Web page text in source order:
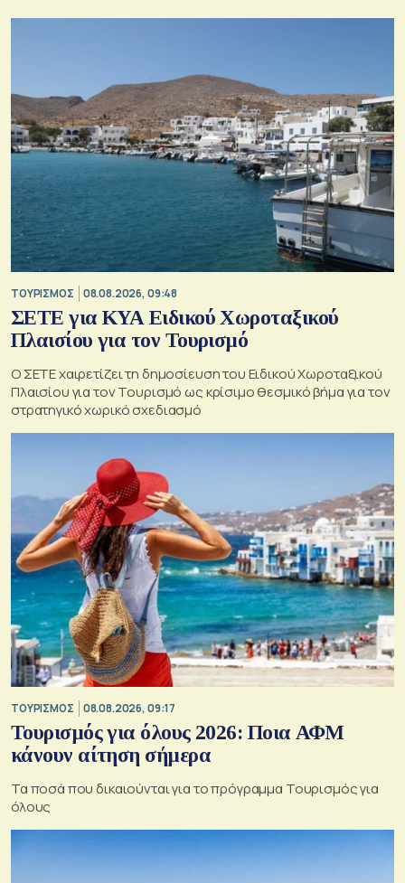
ΤΟΥΡΙΣΜΟΣ 08.08.2026, 09:48
ΣΕΤΕ για ΚΥΑ Ειδικού Χωροταξικού
Πλαισίου για τον Τουρισμό
Ο ΣΕΤΕ χαιρετίζει τη δημοσίευση του Ειδικού Χωροταξικού
Πλαισίου για τον Τουρισμό ως κρίσιμο θεσμικό βήμα για τον
στρατηγικό χωρικό σχεδιασμό
ΤΟΥΡΙΣΜΟΣ 08.08.2026, 09:17
Τουρισμός για όλους 2026: Ποια ΑΦΜ
κάνουν αίτηση σήμερα
Τα ποσά που δικαιούνται για το πρόγραμμα Τουρισμός για
όλους